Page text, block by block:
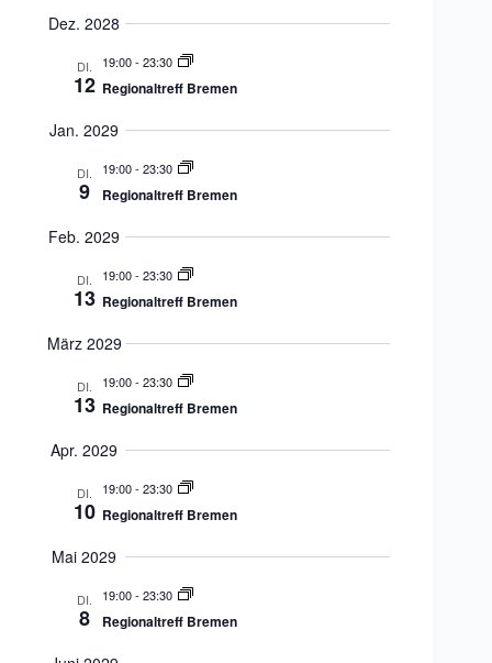
Dez. 2028
DI.
12
19:00- 23:30
Regionaltreff Bremen
Jan. 2029
DI.
9
19:00- 23:30
Regionaltreff Bremen
Feb. 2029
DI.
13
19:00- 23:30
Regionaltreff Bremen
März 2029
DI.
13
19:00- 23:30
Regionaltreff Bremen
Apr. 2029
DI.
10
19:00- 23:30
Regionaltreff Bremen
Mai 2029
DI.
8
19:00- 23:30
Regionaltreff Bremen